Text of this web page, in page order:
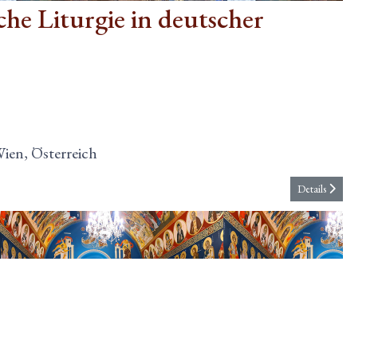
Liturgie in deutscher
Österreich
Details